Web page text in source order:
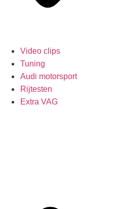
Video clips
Tuning
Audi motorsport
Rijtesten
Extra VAG